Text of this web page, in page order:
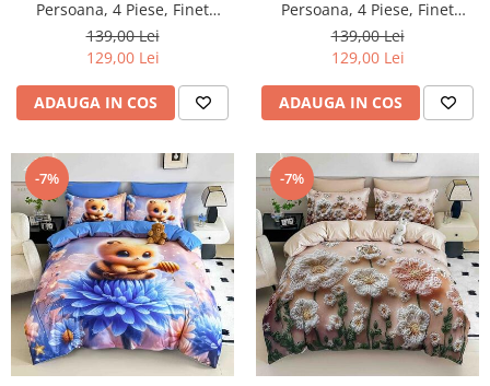
Persoana, 4 Piese, Finet
Premium
139,00 Lei
129,00 Lei
ADAUGA IN COS
Persoana, 4 Piese, Finet
Premium
139,00 Lei
129,00 Lei
ADAUGA IN COS
-7% -7%